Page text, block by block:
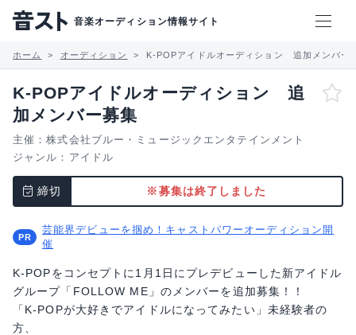
音楽オーディション情報サイト
ホーム オーディション K-POPアイドルオーディション 追加メンバー
K-POPアイドルオーディション 追
加メンバー募集
主催：株式会社ブルー・ミュージックエンタテインメント
ジャンル： アイドル
締切 ※募集は終了しました
芸能界デビューを掴め！キャストパワーオーディション開
催
K-POPをコンセプトに1月1日にプレデビューした新アイドル
グループ「FOLLOW ME」のメンバーを追加募集！！
「K-POPが大好きでアイドルになってみたい」未経験者の
方、